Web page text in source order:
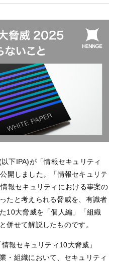
下IPA)が「情報セキュリティ
開しました。「情報セキュリテ
報セキュリティにおける事案の
たと考えられる脅威を、有識者
10大脅威を「個人編」「組織
併せて解説したものです。
報セキュリティ10大脅威」
・組織において、セキュリティ